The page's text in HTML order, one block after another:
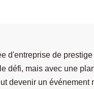
d'entreprise de
défi, mais avec une
devenir un événement